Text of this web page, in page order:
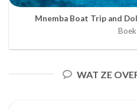
Mnemba Boat Trip and
WAT ZE